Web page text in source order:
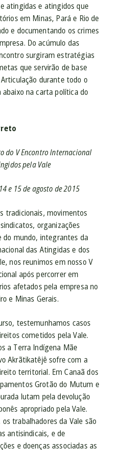
atingidas e atingidos que
em Minas, Pará e Rio de
e documentando os crimes
Do acúmulo das
surgiram estratégias
que servirão de base
durante todo o
abaixo na carta política do
do V Encontro Internacional
pela Vale
e 15 de agosto de 2015
tradicionais, movimentos
organizações
do mundo, integrantes da
das Atingidas e dos
nos reunimos em nosso V
após percorrer em
afetados pela empresa no
e Minas Gerais.
testemunhamos casos
cometidos pela Vale.
a Terra Indígena Mãe
Akrãtikatêjê sofre com a
territorial. Em Canaã dos
Grotão do Mutum e
lutam pela devolução
apropriado pela Vale.
os trabalhadores da Vale são
antisindicais, e de
e doenças associadas as